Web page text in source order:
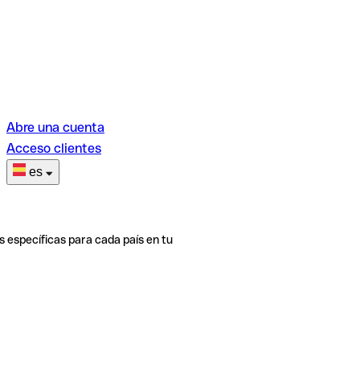
Abre una cuenta
Acceso clientes
es
específicas para cada país en tu